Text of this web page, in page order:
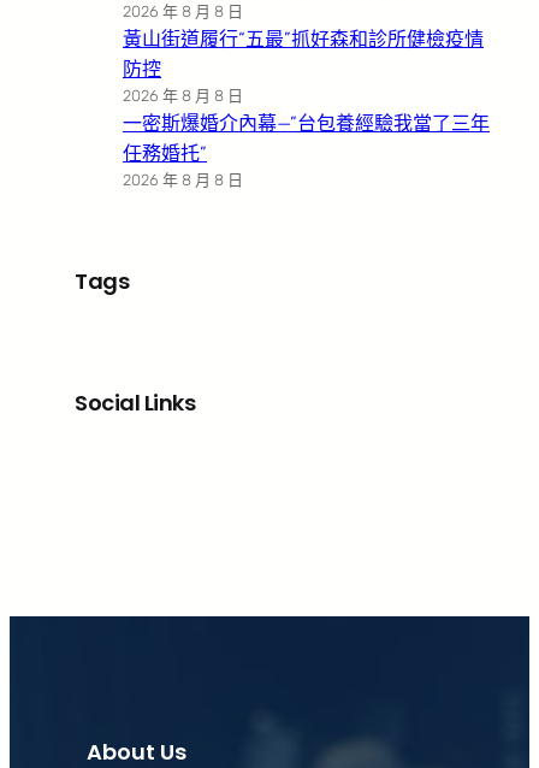
2026 年 8 月 8 日
黃山街道履行“五最”抓好森和診所健檢疫情
防控
2026 年 8 月 8 日
一密斯爆婚介內幕—”台包養經驗我當了三年
任務婚托”
2026 年 8 月 8 日
Tags
Social Links
About Us